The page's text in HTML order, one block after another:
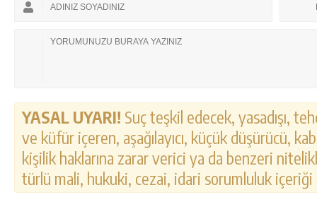
YASAL UYARI! Suç teşkil edecek, yasadışı,
ve küfür içeren, aşağılayıcı, küçük düşürücü,
kişilik haklarına zarar verici ya da benzeri
türlü mali, hukuki, cezai, idari sorumluluk